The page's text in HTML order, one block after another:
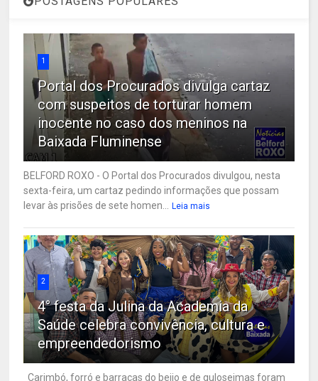
1
Portal dos Procurados divulga cartaz
com suspeitos de torturar homem
inocente no caso dos meninos na
Baixada Fluminense
BELFORD ROXO - O Portal dos Procurados divulgou, nesta
sexta-feira, um cartaz pedindo informações que possam
levar às prisões de sete homen...
Leia mais
2
4° festa da Julina da Academia da
Saúde celebra convivência, cultura e
empreendedorismo
Carimbó, forró e barracas do beijo e de guloseimas foram